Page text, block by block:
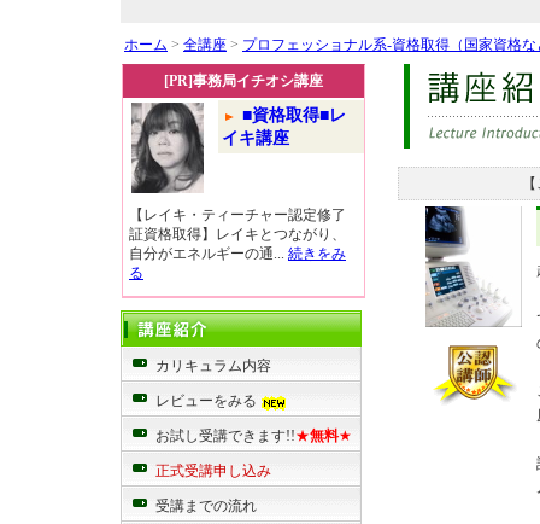
ホーム > 全講座 > プロフェッショナル系-資格取得（国家資格
[PR]事務局イチオシ講座
■資格取得■レ
イキ講座
【レイキ・ティーチャー認定修了
証資格取得】レイキとつながり、
自分がエネルギーの通... 続きをみ
る
カリキュラム内容
レビューをみる
お試し受講できます!!★無料★
正式受講申し込み
受講までの流れ